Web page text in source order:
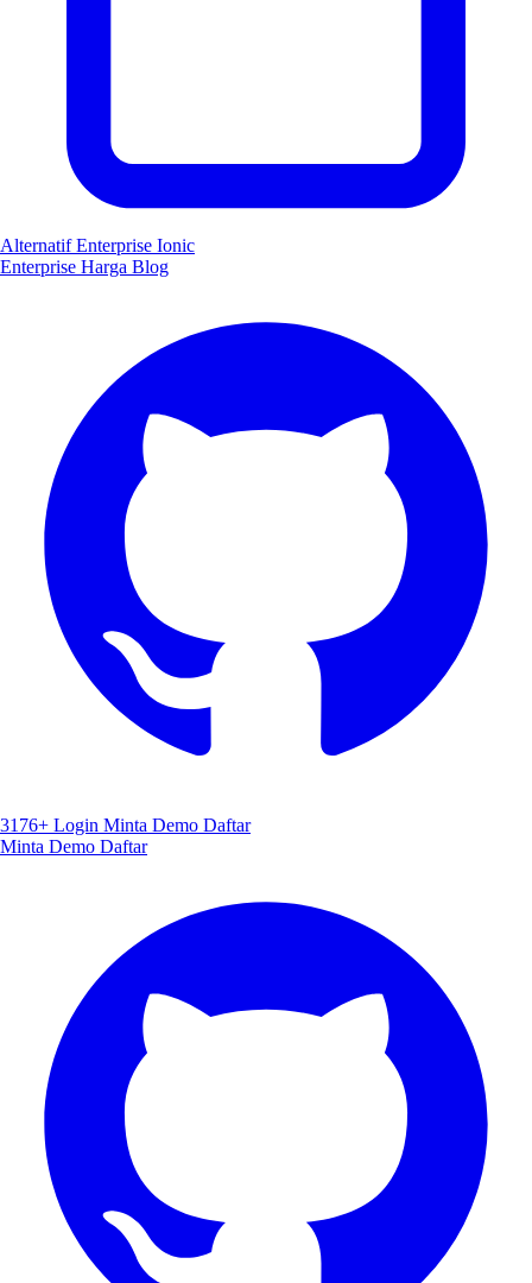
Alternatif Enterprise Ionic
Enterprise Harga Blog
3176+ Login Minta Demo Daftar
Minta Demo Daftar